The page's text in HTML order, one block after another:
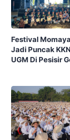
Festival
Jadi Puncak
UGM Di Pesisir